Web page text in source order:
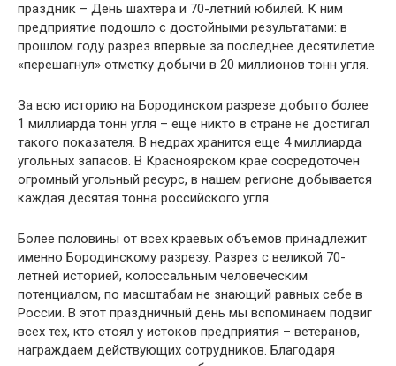
праздник – День шахтера и 70-летний юбилей. К ним
предприятие подошло с достойными результатами: в
прошлом году разрез впервые за последнее десятилетие
«перешагнул» отметку добычи в 20 миллионов тонн угля.
За всю историю на Бородинском разрезе добыто более
1 миллиарда тонн угля – еще никто в стране не достигал
такого показателя. В недрах хранится еще 4 миллиарда
угольных запасов. В Красноярском крае сосредоточен
огромный угольный ресурс, в нашем регионе добывается
каждая десятая тонна российского угля.
Более половины от всех краевых объемов принадлежит
именно Бородинскому разрезу. Разрез с великой 70-
летней историей, колоссальным человеческим
потенциалом, по масштабам не знающий равных себе в
России. В этот праздничный день мы вспоминаем подвиг
всех тех, кто стоял у истоков предприятия – ветеранов,
награждаем действующих сотрудников. Благодаря